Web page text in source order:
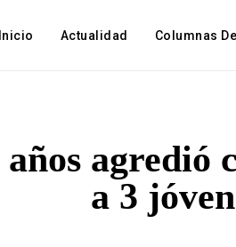
Inicio Actualidad Columnas
agredió
a 3